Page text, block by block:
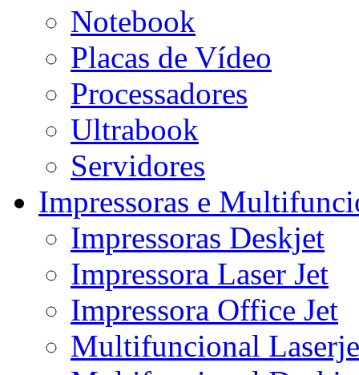
Notebook
Placas de Vídeo
Processadores
Ultrabook
Servidores
Impressoras e
Impressoras Deskjet
Impressora Laser Jet
Impressora Office Jet
Multifuncional